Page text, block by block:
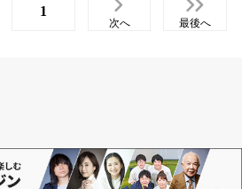
1
次へ 最後へ